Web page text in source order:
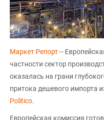
Маркет Репорт--
частности сектор
оказалась на грани
притока дешевого импорта
Politico.
Европейская комиссия